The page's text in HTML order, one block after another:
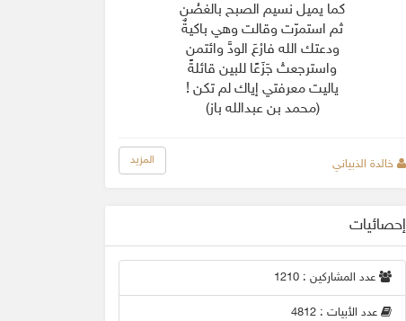
كما يميل نسيم الصبح بالغصُن
ثم استمرّت وقالت وهي باكيةٌ
ودعتك الله فارْعَ الودَّ وائتمن
واسترجعتْ جَزَعًا للبين قائلةً
ياليت معرفتي إياك لم تكن !
(محمد بن عبدالله باز)
خالدة الذبياني المزيد
إحصائيات
عدد المشاركين : 1210
عدد الأبيات : 4812